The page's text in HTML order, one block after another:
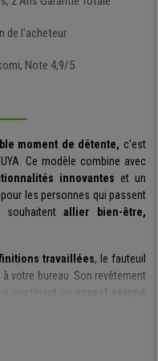
de l'acheteur
Note 4,9/5
moment de détente, c'est
Ce modèle combine avec
innovantes et un
les personnes qui passent
souhaitentallier bien-être,
travaillées, le fauteuil
à votre bureau. Son revêtement
lui confèrent un
aspect soigné